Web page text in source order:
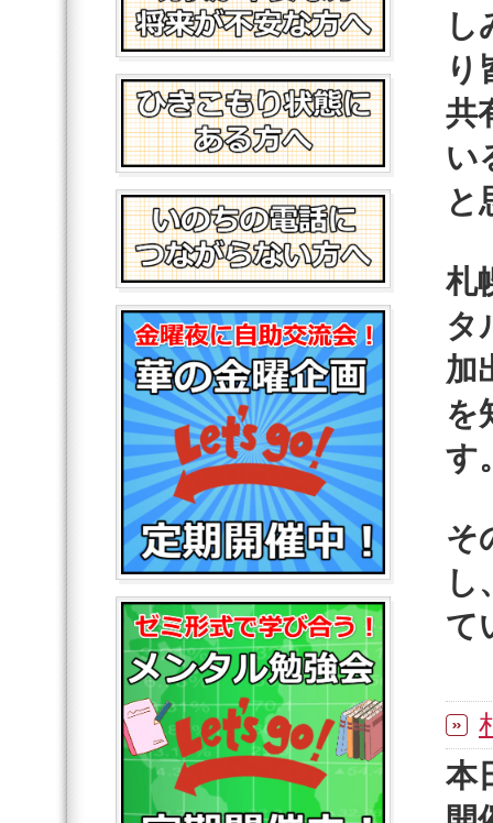
し
り
共
い
と
札
タ
加
を
す
そ
し
て
本